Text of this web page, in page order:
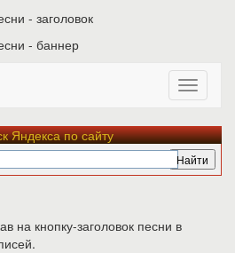
Яндекса по сайту
на кнопку-заголовок песни в